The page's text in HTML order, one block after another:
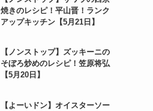
焼きのレシピ！平山晋！ランク
アップキッチン【5月21日】
【ノンストップ】ズッキーニの
そぼろ炒めのレシピ！笠原将弘
【5月20日】
【よーいドン】オイスターソー